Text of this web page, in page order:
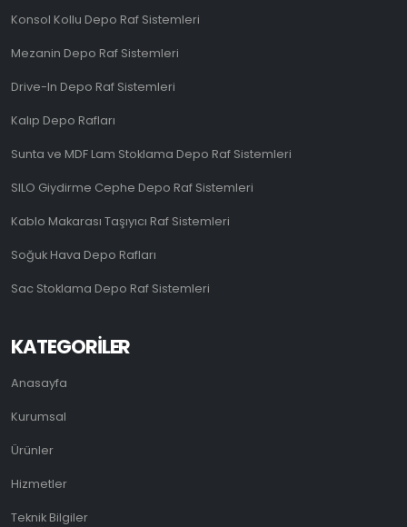
Konsol Kollu Depo Raf Sistemleri
Mezanin Depo Raf Sistemleri
Drive-In Depo Raf Sistemleri
Kalıp Depo Rafları
Sunta ve MDF Lam Stoklama Depo Raf Sistemleri
SILO Giydirme Cephe Depo Raf Sistemleri
Kablo Makarası Taşıyıcı Raf Sistemleri
Soğuk Hava Depo Rafları
Sac Stoklama Depo Raf Sistemleri
KATEGORILER
Anasayfa
Kurumsal
Ürünler
Hizmetler
Teknik Bilgiler